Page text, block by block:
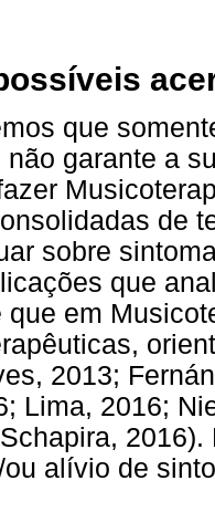
que
garante a
de
sobre
que
que em
2013;
Lima, 2016;
alívio de